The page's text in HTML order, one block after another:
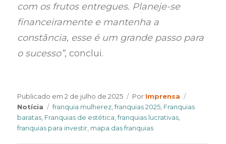
com os frutos entregues. Planeje-se
financeiramente e mantenha a
constância, esse é um grande passo para
o sucesso”, conclui.
Publicado em2 de julho de 2025 Por Author
Imprensa
Notícia
Tags
franquia mulherez,franquias 2025, Franquias
baratas, Franquias de estética,franquias lucrativas,
franquias para investir, mapa das franquias